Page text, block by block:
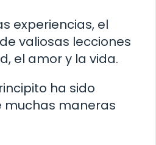
experiencias, el
valiosas lecciones
el amor y la vida.
ha sido
maneras